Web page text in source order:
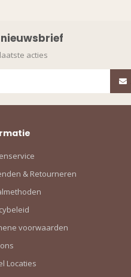
acties
& Retourneren
voorwaarden
Locaties